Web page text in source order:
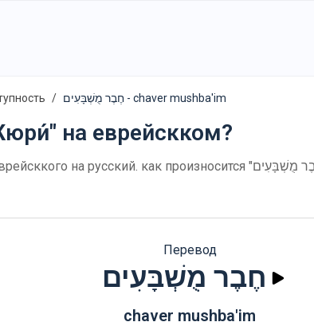
חֶבֶר מֻשְׁבָּעִים - chaver mushba'im
на еврейскком?
Перевод
חֶבֶר מֻשְׁבָּעִים
chaver mushba'im